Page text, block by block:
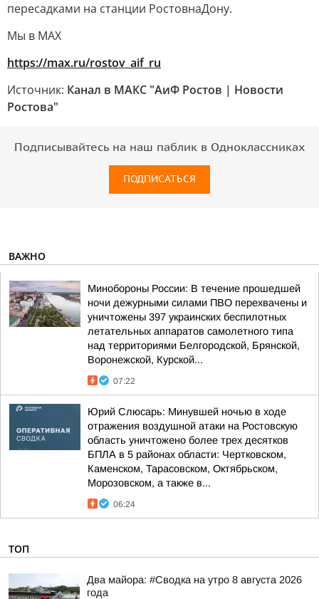
пересадками на станции РостовнаДону.
Мы в MAX
https://max.ru/rostov_aif_ru
Источник: Канал в МАКС "АиФ Ростов | Новости
Ростова"
Подписывайтесь на наш паблик в Одноклассниках
ПОДПИСАТЬСЯ
ВАЖНО
Минобороны России: В течение прошедшей
ночи дежурными силами ПВО перехвачены и
уничтожены 397 украинских беспилотных
летательных аппаратов самолетного типа
над территориями Белгородской, Брянской,
Воронежской, Курской...
07:22
Юрий Слюсарь: Минувшей ночью в ходе
отражения воздушной атаки на Ростовскую
область уничтожено более трех десятков
БПЛА в 5 районах области: Чертковском,
Каменском, Тарасовском, Октябрьском,
Морозовском, а также в...
06:24
ТОП
Два майора: #Сводка на утро 8 августа 2026
года